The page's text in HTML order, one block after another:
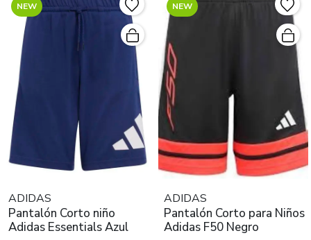
NEW
ADIDAS
Pantalón Corto niño
Adidas Essentials Azul
NEW
ADIDAS
Pantalón Corto para Niños
Adidas F50 Negro